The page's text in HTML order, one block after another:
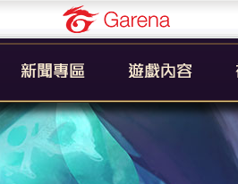
公告
活動
遊戲簡介